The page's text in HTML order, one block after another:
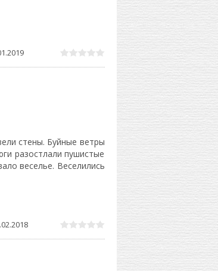
стены. Буйные ветры
разостлали пушистые
веселье. Веселились